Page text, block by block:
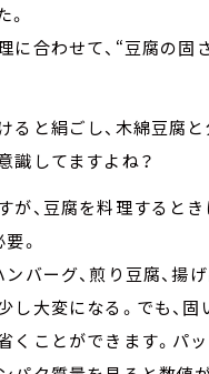
合わせて、“豆腐の固
と絹ごし、木綿豆腐と
識してますよね？
が、豆腐を料理するとき
。
ンバーグ、煎り豆腐、揚
し大変になる。でも、
くことができます。パ